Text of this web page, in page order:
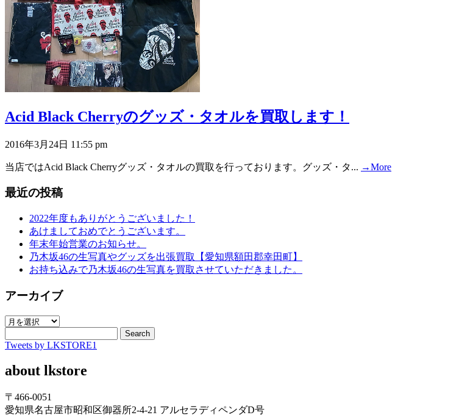
Acid Black Cherryのグッズ・タオルを買取します！
2016年3月24日 11:55 pm
当店ではAcid Black Cherryグッズ・タオルの買取を行っております。グッズ・タ... →More
最近の投稿
2022年度もありがとうございました！
あけましておめでとうございます。
年末年始営業のお知らせ。
乃木坂46の生写真やグッズを出張買取【愛知県額田郡幸田町】
お持ち込みで乃木坂46の生写真を買取させていただきました。
アーカイブ
ア
カ
ブ
Search
Tweets by LKSTORE1
about lkstore
〒466-0051
愛知県名古屋市昭和区御器所2-4-21 アルセラディペンダD号